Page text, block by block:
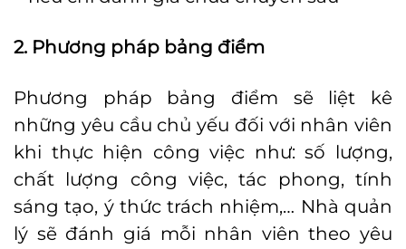
2. Phương pháp bảng điểm
Phương pháp bảng điểm sẽ liệt kê
những yêu cầu chủ yếu đối với nhân viên
khi thực hiện công việc như: số lượng,
chất lượng công việc, tác phong, tính
sáng tạo, ý thức trách nhiệm,… Nhà quản
lý sẽ đánh giá mỗi nhân viên theo yêu